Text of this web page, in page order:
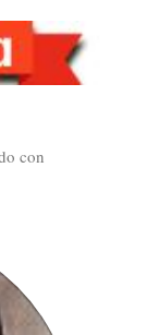
con